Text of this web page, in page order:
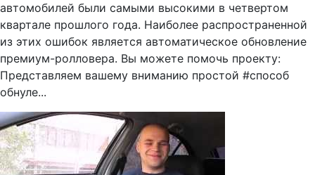
автомобилей были самыми высокими в четвертом
квартале прошлого года. Наиболее распространенной
из этих ошибок является автоматическое обновление
премиум-ролловера. Вы можете помочь проекту:
Представляем вашему вниманию простой #способ
обнуле...